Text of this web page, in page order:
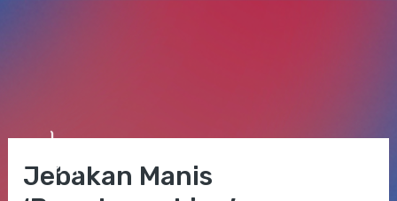
content
Jebakan Manis